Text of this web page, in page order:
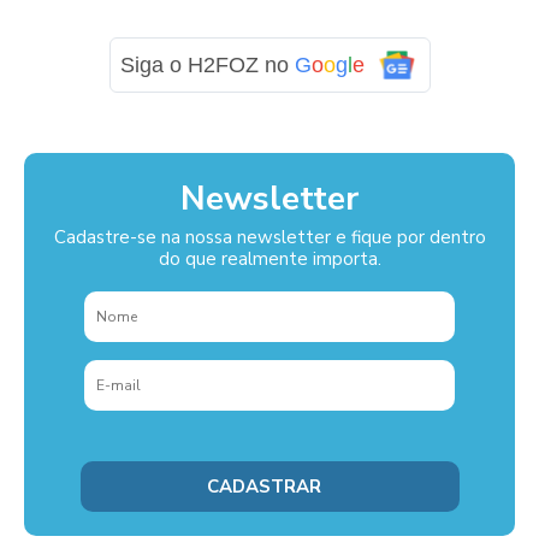
Siga o H2FOZ no Google
Newsletter
Cadastre-se na nossa newsletter e fique por dentro
do que realmente importa.